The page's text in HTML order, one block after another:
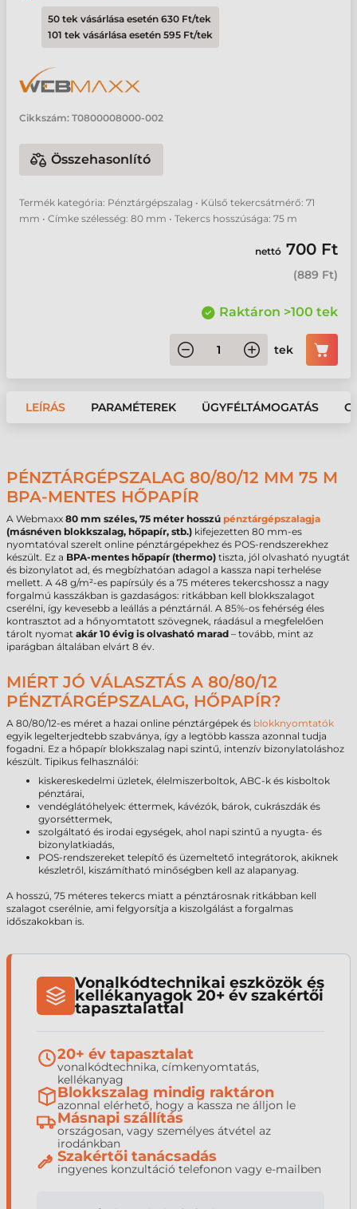
50 tek vásárlása esetén 630 Ft/tek
101 tek vásárlása esetén 595 Ft/tek
Cikkszám: T0800008000-002
Összehasonlító
Termék kategória: Pénztárgépszalag • Külső tekercsátmérő: 71
mm • Címke szélesség: 80 mm • Tekercs hosszúsága: 75 m
nettó 700 Ft
(889 Ft)
Raktáron >100 tek
tek
LEÍRÁS PARAMÉTEREK ÜGYFÉLTÁMOGATÁS
PÉNZTÁRGÉPSZALAG 80/80/12 MM 75 M
BPA-MENTES HŐPAPÍR
A Webmaxx 80 mm széles, 75 méter hosszú pénztárgépszalagja
(másnéven blokkszalag, hőpapír, stb.) kifejezetten 80 mm-es
nyomtatóval szerelt online pénztárgépekhez és POS-rendszerekhez
készült. Ez a BPA-mentes hőpapír (thermo) tiszta, jól olvasható nyugtát
és bizonylatot ad, és megbízhatóan adagol a kassza napi terhelése
mellett. A 48 g/m²-es papírsúly és a 75 méteres tekercshossz a nagy
forgalmú kasszákban is gazdaságos: ritkábban kell blokkszalagot
cserélni, így kevesebb a leállás a pénztárnál. A 85%-os fehérség éles
kontrasztot ad a hőnyomtatott szövegnek, ráadásul a megfelelően
tárolt nyomat akár 10 évig is olvasható marad – tovább, mint az
iparágban általában elvárt 8 év.
MIÉRT JÓ VÁLASZTÁS A 80/80/12
PÉNZTÁRGÉPSZALAG, HŐPAPÍR?
A 80/80/12-es méret a hazai online pénztárgépek és blokknyomtatók
egyik legelterjedtebb szabványa, így a legtöbb kassza azonnal tudja
fogadni. Ez a hőpapír blokkszalag napi szintű, intenzív bizonylatoláshoz
készült. Tipikus felhasználói:
kiskereskedelmi üzletek, élelmiszerboltok, ABC-k és kisboltok
pénztárai,
vendéglátóhelyek: éttermek, kávézók, bárok, cukrászdák és
gyorséttermek,
szolgáltató és irodai egységek, ahol napi szintű a nyugta- és
bizonylatkiadás,
POS-rendszereket telepítő és üzemeltető integrátorok, akiknek
készletről, kiszámítható minőségben kell az alapanyag.
A hosszú, 75 méteres tekercs miatt a pénztárosnak ritkábban kell
szalagot cserélnie, ami felgyorsítja a kiszolgálást a forgalmas
időszakokban is.
Vonalkódtechnikai eszközök és
kellékanyagok 20+ év szakértői
tapasztalattal
20+ év tapasztalat
vonalkódtechnika, címkenyomtatás,
kellékanyag
Blokkszalag mindig raktáron
azonnal elérhető, hogy a kassza ne álljon le
Másnapi szállítás
országosan, vagy személyes átvétel az
irodánkban
Szakértői tanácsadás
ingyenes konzultáció telefonon vagy e-mailben